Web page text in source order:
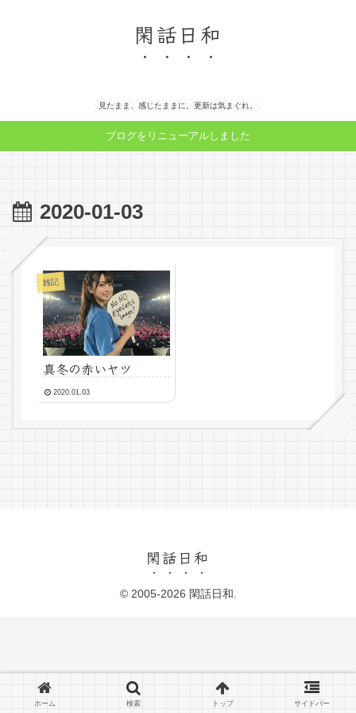
閑話日和
見たまま、感じたままに。更新は気まぐれ。
ブログをリニューアルしました
2020-01-03
雑記
真冬の赤いヤツ
2020.01.03
閑話日和
© 2005-2026 閑話日和.
ホーム 検索 トップ サイドバー